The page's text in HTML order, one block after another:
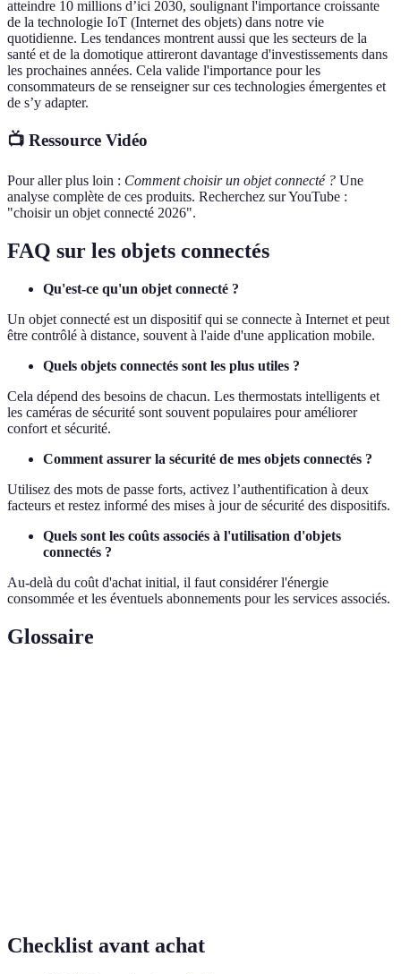
atteindre 10 millions d’ici 2030, soulignant l'importance croissante
de la technologie IoT (Internet des objets) dans notre vie
quotidienne. Les tendances montrent aussi que les secteurs de la
santé et de la domotique attireront davantage d'investissements dans
les prochaines années. Cela valide l'importance pour les
consommateurs de se renseigner sur ces technologies émergentes et
de s’y adapter.
📺 Ressource Vidéo
Pour aller plus loin : Comment choisir un objet connecté ? Une
analyse complète de ces produits. Recherchez sur YouTube :
"choisir un objet connecté 2026".
FAQ sur les objets connectés
Qu'est-ce qu'un objet connecté ?
Un objet connecté est un dispositif qui se connecte à Internet et peut
être contrôlé à distance, souvent à l'aide d'une application mobile.
Quels objets connectés sont les plus utiles ?
Cela dépend des besoins de chacun. Les thermostats intelligents et
les caméras de sécurité sont souvent populaires pour améliorer
confort et sécurité.
Comment assurer la sécurité de mes objets connectés ?
Utilisez des mots de passe forts, activez l’authentification à deux
facteurs et restez informé des mises à jour de sécurité des dispositifs.
Quels sont les coûts associés à l'utilisation d'objets
connectés ?
Au-delà du coût d'achat initial, il faut considérer l'énergie
consommée et les éventuels abonnements pour les services associés.
Glossaire
Checklist avant achat